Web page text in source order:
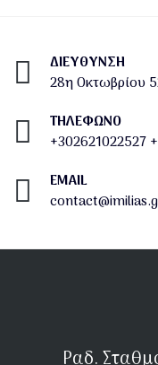
ΔΙΕΎΘΥΝΣΗ
28η Οκτωβρίου
ΤΗΛΕΦΩΝΟ
+302621022527
EMAIL